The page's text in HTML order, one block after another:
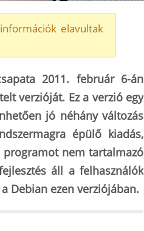
elavultak
2011. február 6-án
verzióját. Ez a verzió egy
jó néhány változás
épülő kiadás,
programot nem tartalmazó
áll a felhasználók
Debian ezen verziójában.